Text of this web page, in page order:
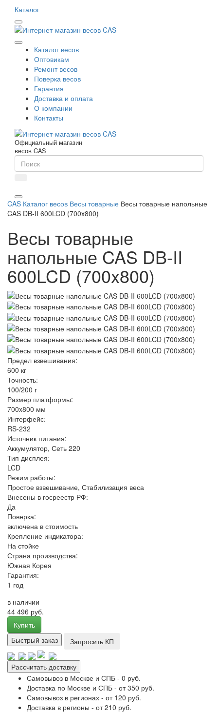
Каталог
Каталог весов
Оптовикам
Ремонт весов
Поверка весов
Гарантия
Доставка и оплата
О компании
Контакты
Официальный магазин
весов CAS
CAS Каталог весов Весы товарные Весы товарные напольные
CAS DB-II 600LCD (700x800)
Весы товарные
напольные CAS DB-II
600LCD (700x800)
Предел взвешивания:
600 кг
Точность:
100/200 г
Размер платформы:
700x800 мм
Интерфейс:
RS-232
Источник питания:
Аккумулятор, Сеть 220
Тип дисплея:
LCD
Режим работы:
Простое взвешивание, Стабилизация веса
Внесены в госреестр РФ:
Да
Поверка:
включена в стоимость
Крепление индикатора:
На стойке
Страна производства:
Южная Корея
Гарантия:
1 год
в наличии
44 496 руб.
Купить
Быстрый заказ
Запросить КП
Рассчитать доставку
Самовывоз в Москве и СПБ - 0 руб.
Доставка по Москве и СПБ - от 350 руб.
Самовывоз в регионах - от 120 руб.
Доставка в регионы - от 210 руб.